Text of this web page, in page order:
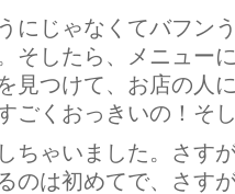
にじゃなくてバフン
そしたら、メニュー
見つけて、お店の人
ごくおっきいの！そ
ちゃいました。さす
のは初めてで、さす